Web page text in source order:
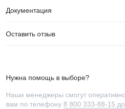
Документация
Оставить отзыв
Нужна помощь в выборе?
Наши менеджеры смогут
вам по телефону 8 800 333-88-15